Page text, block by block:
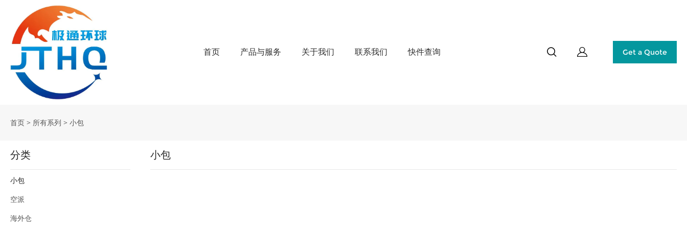
首页 产品与服务 关于我们 联系我们 快件查询 Get a Quote
首页 > 所有系列 > 小包
分类
小包
空派
海外仓
小包